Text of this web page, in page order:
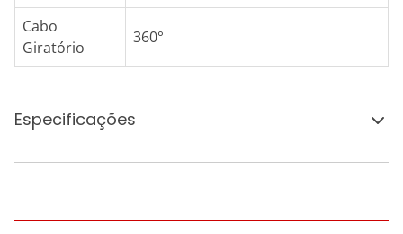
Cabo
Giratório
360°
Especificações